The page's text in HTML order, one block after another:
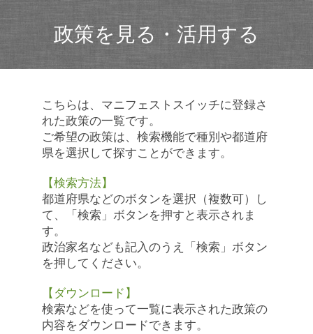
政策を見る・活用する
こちらは、マニフェストスイッチに登録さ
れた政策の一覧です。
ご希望の政策は、検索機能で種別や都道府
県を選択して探すことができます。
【検索方法】
都道府県などのボタンを選択（複数可）し
て、「検索」ボタンを押すと表示されま
す。
政治家名なども記入のうえ「検索」ボタン
を押してください。
【ダウンロード】
検索などを使って一覧に表示された政策の
内容をダウンロードできます。